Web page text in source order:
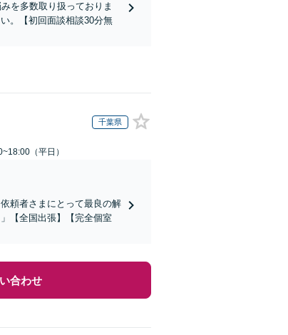
を多数取り扱っておりま
。【初回面談相談30分無
千葉県
（平日）
頼者さまにとって最良の解
【全国出張】【完全個室
合わせ